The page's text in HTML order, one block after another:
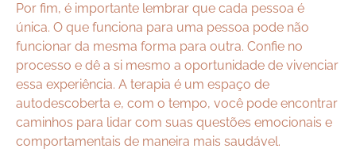
Por fim, é importante lembrar que cada pessoa é
única. O que funciona para uma pessoa pode não
funcionar da mesma forma para outra. Confie no
processo e dê a si mesmo a oportunidade de vivenciar
essa experiência. A terapia é um espaço de
autodescoberta e, com o tempo, você pode encontrar
caminhos para lidar com suas questões emocionais e
comportamentais de maneira mais saudável.